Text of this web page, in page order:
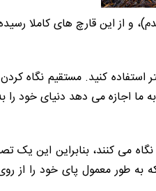
و از این قارچ های کاملا
کنید. مستقیم نگاه
اجازه می دهد دنیای خود را
نگاه می کنند، بنابراین این
به طور معمول پای خود را از